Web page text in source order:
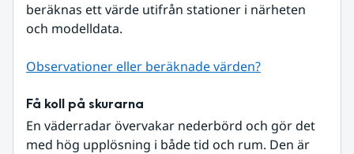
beräknas ett värde utifrån stationer i närheten
och modelldata.
Observationer eller beräknade värden?
Få koll på skurarna
En väderradar övervakar nederbörd och gör det
med hög upplösning i både tid och rum. Den är